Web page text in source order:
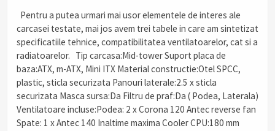
Pentru a putea urmari mai usor elementele de interes ale
carcasei testate, mai jos avem trei tabele in care am sintetizat
specificatiile tehnice, compatibilitatea ventilatoarelor, cat si a
radiatoarelor. Tip carcasa:Mid-tower Suport placa de
baza:ATX, m-ATX, Mini ITX Material constructie:Otel SPCC,
plastic, sticla securizata Panouri laterale:2.5 x sticla
securizata Masca sursa:Da Filtru de praf:Da ( Podea, Laterala)
Ventilatoare incluse:Podea: 2 x Corona 120 Antec reverse fan
Spate: 1 x Antec 140 Inaltime maxima Cooler CPU:180 mm